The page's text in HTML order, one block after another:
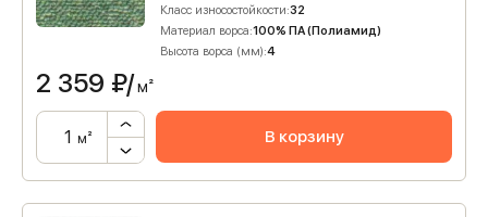
Класс износостойкости:32
Материал ворса:100% ПА (Полиамид)
Высота ворса (мм):4
2 359 ₽/м²
м² В корзину